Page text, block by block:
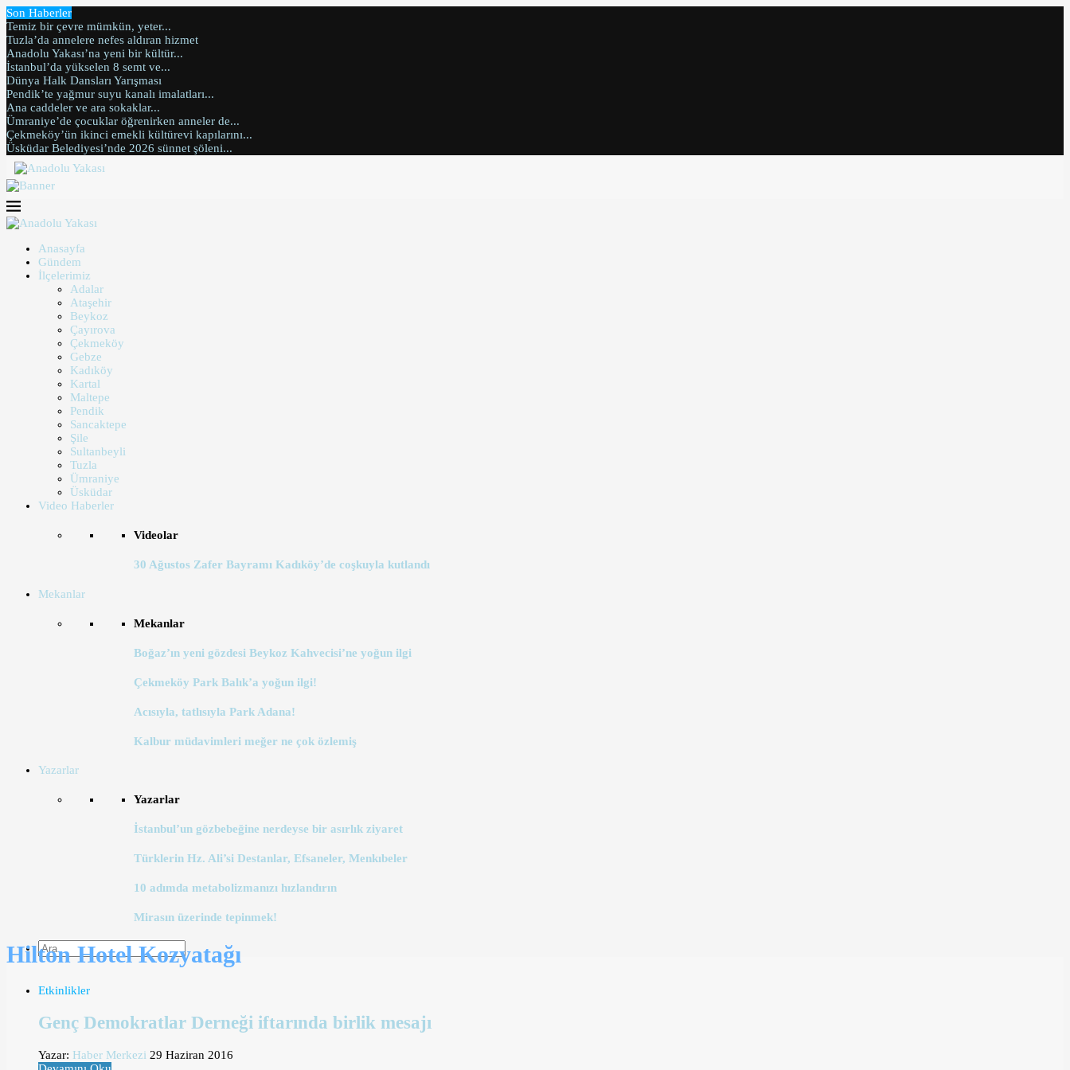
Son Haberler
Temiz bir çevre mümkün, yeter...
Tuzla’da annelere nefes aldıran hizmet
Anadolu Yakası’na yeni bir kültür...
İstanbul’da yükselen 8 semt ve...
Dünya Halk Dansları Yarışması
Pendik’te yağmur suyu kanalı imalatları...
Ana caddeler ve ara sokaklar...
Ümraniye’de çocuklar öğrenirken anneler de...
Çekmeköy’ün ikinci emekli kültürevi kapılarını...
Üsküdar Belediyesi’nde 2026 sünnet şöleni...
Anasayfa
Gündem
İlçelerimiz
Adalar
Ataşehir
Beykoz
Çayırova
Çekmeköy
Gebze
Kadıköy
Kartal
Maltepe
Pendik
Sancaktepe
Şile
Sultanbeyli
Tuzla
Ümraniye
Üsküdar
Video Haberler
Videolar
30 Ağustos Zafer Bayramı Kadıköy’de coşkuyla kutlandı
Mekanlar
Mekanlar
Boğaz’ın yeni gözdesi Beykoz Kahvecisi’ne yoğun ilgi
Çekmeköy Park Balık’a yoğun ilgi!
Acısıyla, tatlısıyla Park Adana!
Kalbur müdavimleri meğer ne çok özlemiş
Yazarlar
Yazarlar
İstanbul’un gözbebeğine nerdeyse bir asırlık ziyaret
Türklerin Hz. Ali’si Destanlar, Efsaneler, Menkıbeler
10 adımda metabolizmanızı hızlandırın
Mirasın üzerinde tepinmek!
Hilton Hotel Kozyatağı
Etkinlikler
Genç Demokratlar Derneği iftarında birlik mesajı
Yazar: Haber Merkezi 29 Haziran 2016